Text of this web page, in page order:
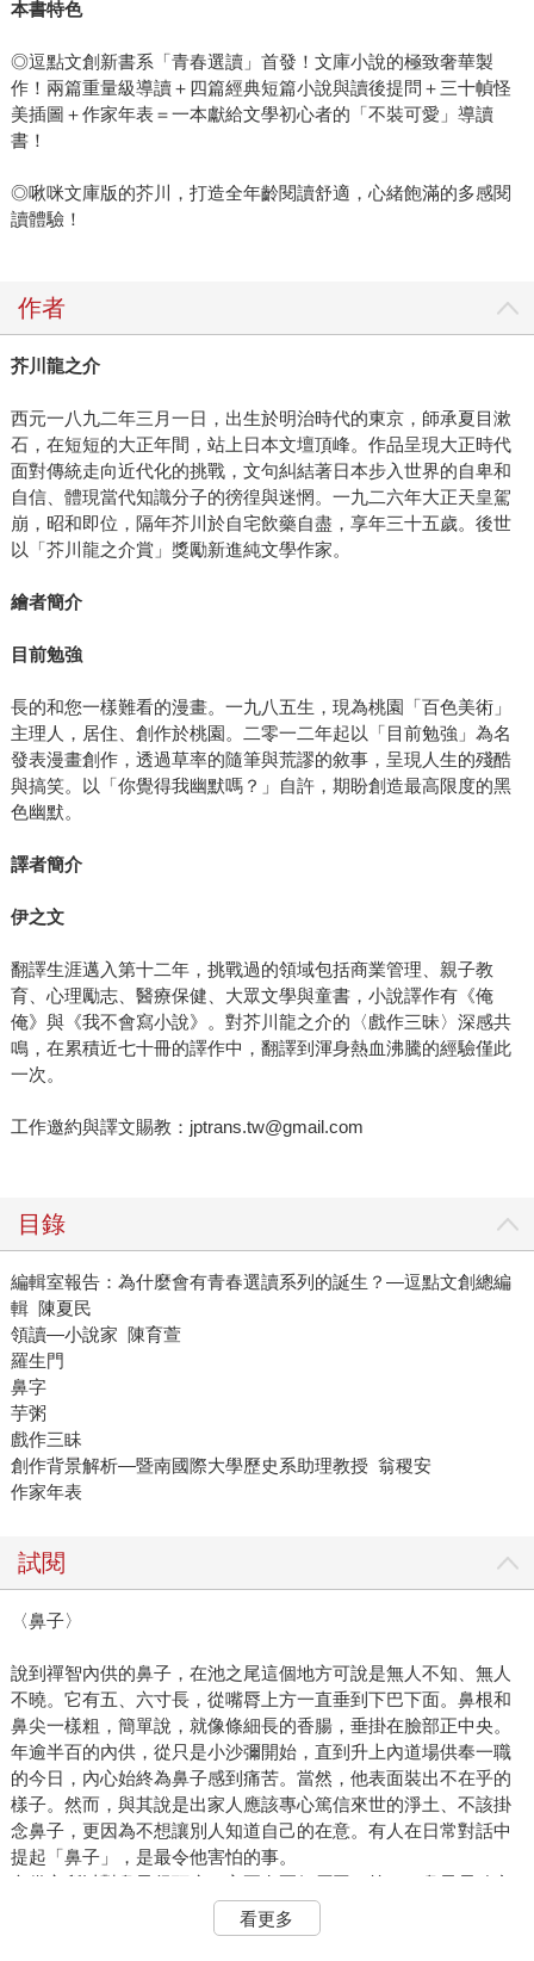
本書特色
◎逗點文創新書系「青春選讀」首發！文庫小說的極致奢華製
作！兩篇重量級導讀＋四篇經典短篇小說與讀後提問＋三十幀怪
美插圖＋作家年表＝一本獻給文學初心者的「不裝可愛」導讀
書！
◎啾咪文庫版的芥川，打造全年齡閱讀舒適，心緒飽滿的多感閱
讀體驗！
作者
芥川龍之介
西元一八九二年三月一日，出生於明治時代的東京，師承夏目漱
石，在短短的大正年間，站上日本文壇頂峰。作品呈現大正時代
面對傳統走向近代化的挑戰，文句糾結著日本步入世界的自卑和
自信、體現當代知識分子的徬徨與迷惘。一九二六年大正天皇駕
崩，昭和即位，隔年芥川於自宅飲藥自盡，享年三十五歲。後世
以「芥川龍之介賞」獎勵新進純文學作家。
繪者簡介
目前勉強
長的和您一樣難看的漫畫。一九八五生，現為桃園「百色美術」
主理人，居住、創作於桃園。二零一二年起以「目前勉強」為名
發表漫畫創作，透過草率的隨筆與荒謬的敘事，呈現人生的殘酷
與搞笑。以「你覺得我幽默嗎？」自許，期盼創造最高限度的黑
色幽默。
譯者簡介
伊之文
翻譯生涯邁入第十二年，挑戰過的領域包括商業管理、親子教
育、心理勵志、醫療保健、大眾文學與童書，小說譯作有《俺
俺》與《我不會寫小說》。對芥川龍之介的〈戲作三昧〉深感共
鳴，在累積近七十冊的譯作中，翻譯到渾身熱血沸騰的經驗僅此
一次。
工作邀約與譯文賜教：jptrans.tw@gmail.com
目錄
編輯室報告：為什麼會有青春選讀系列的誕生？—逗點文創總編
輯 陳夏民
領讀—小說家 陳育萱
羅生門
鼻字
芋粥
戲作三眛
創作背景解析—暨南國際大學歷史系助理教授 翁稷安
作家年表
試閱
〈鼻子〉
說到禪智內供的鼻子，在池之尾這個地方可說是無人不知、無人
不曉。它有五、六寸長，從嘴脣上方一直垂到下巴下面。鼻根和
鼻尖一樣粗，簡單說，就像條細長的香腸，垂掛在臉部正中央。
年逾半百的內供，從只是小沙彌開始，直到升上內道場供奉一職
的今日，內心始終為鼻子感到痛苦。當然，他表面裝出不在乎的
樣子。然而，與其說是出家人應該專心篤信來世的淨土、不該掛
念鼻子，更因為不想讓別人知道自己的在意。有人在日常對話中
提起「鼻子」，是最令他害怕的事。
內供之所以對鼻子很頭痛，主要有兩個原因：第一，鼻子長確實
不方便。首先，無法獨自用餐，要不然鼻尖會碰到碗裡的飯；因
此，用餐時，他會讓弟子坐在桌子對面，拿著一塊一寸寬、兩尺
看更多